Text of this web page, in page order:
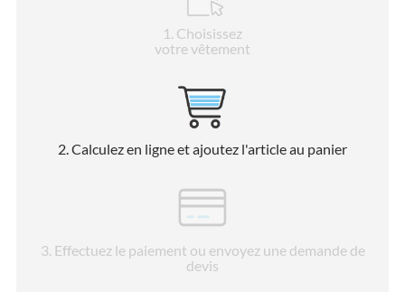
1 . Choisissez
votre vêtement
2. Calculez en ligne et ajoutez l'article au panier
3 . Effectuez le paiement ou envoyez une demande de
devis